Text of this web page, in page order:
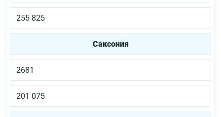
255 825
Саксония
2681
201 075